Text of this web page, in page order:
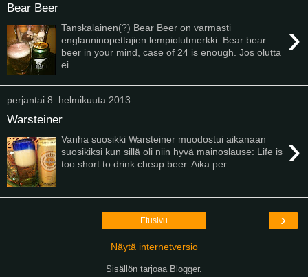
Bear Beer
›
Tanskalainen(?) Bear Beer on varmasti
englanninopettajien lempiolutmerkki: Bear bear
beer in your mind, case of 24 is enough. Jos olutta
ei ...
perjantai 8. helmikuuta 2013
Warsteiner
›
Vanha suosikki Warsteiner muodostui aikanaan
suosikiksi kun sillä oli niin hyvä mainoslause: Life is
too short to drink cheap beer. Aika per...
›
Etusivu
Näytä internetversio
Sisällön tarjoaa Blogger.